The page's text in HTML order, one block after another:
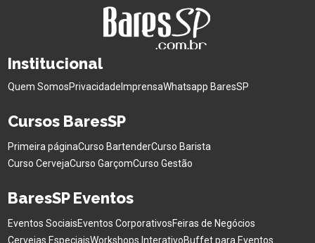
Institucional
Quem SomosPrivacidade ImprensaWhatsapp BaresSP
Cursos BaresSP
Primeira páginaCurso BartenderCurso Barista
Curso CervejaCurso GarçomCurso Gestão
BaresSP Eventos
Eventos SociaisEventos CorporativosFeiras de Negócios
Cervejas EspeciaisWorkshops InterativoBuffet para Eventos